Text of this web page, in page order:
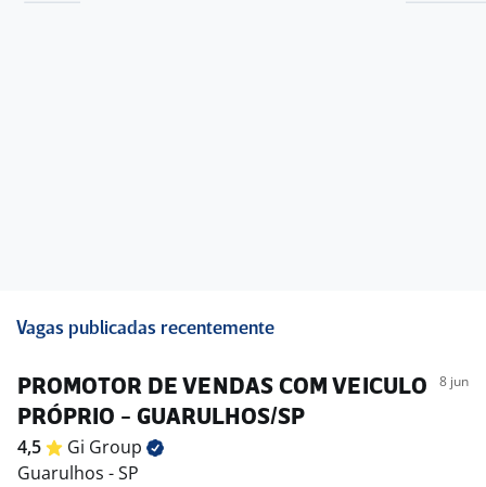
Vagas publicadas recentemente
PROMOTOR DE VENDAS COM VEICULO
PRÓPRIO - GUARULHOS/SP
8 jun
4,5 Gi Group
Guarulhos - SP